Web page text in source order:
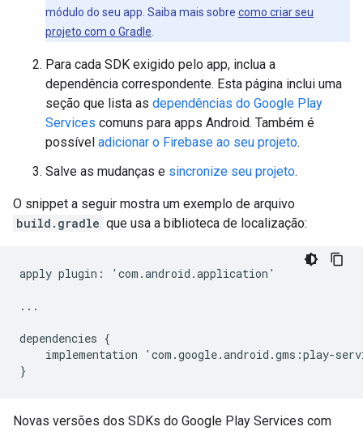
módulo do seu app. Saiba mais sobre como criar seu
projeto com o Gradle
Para cada SDK exigido pelo app, inclua a
dependência correspondente. Esta página inclui uma
seção que lista as dependências do Google Play
Services comuns para apps Android. Também é
possível adicionar o Firebase ao seu projeto.
Salve as mudanças e sincronize seu projeto.
O snippet a seguir mostra um exemplo de arquivo
build.gradle que usa a biblioteca de localização:
apply plugin : ' com .android .application '
...
dependencies {
implementation
' com .google.android .gms :play-
}
Novas versões dos SDKs do Google Play Services com